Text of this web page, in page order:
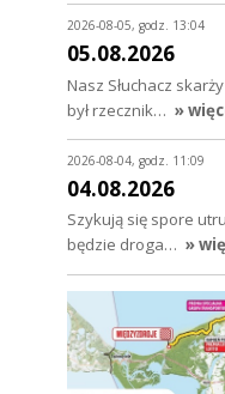
2026-08-05, godz. 13:04
05.08.2026
Nasz Słuchacz
był rzecznik… »
2026-08-04, godz. 11:09
04.08.2026
Szykują się spore
będzie droga… »